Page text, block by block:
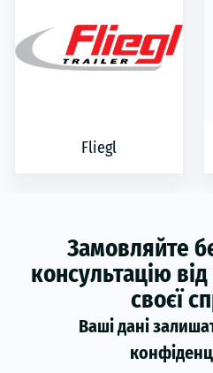
Fliegl
Замовляйте
консультацію
своєї
Ваші дані